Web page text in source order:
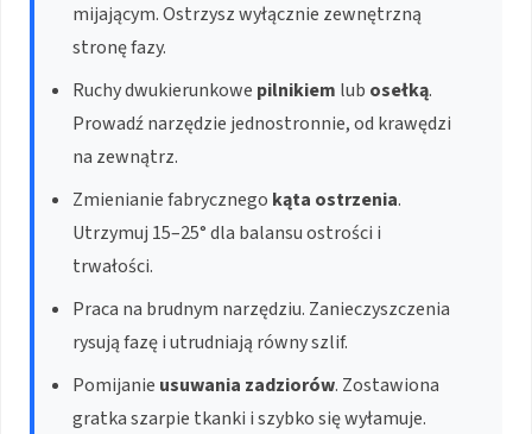
mijającym. Ostrzysz wyłącznie zewnętrzną
stronę fazy.
Ruchy dwukierunkowe pilnikiem lub osełką.
Prowadź narzędzie jednostronnie, od krawędzi
na zewnątrz.
Zmienianie fabrycznego kąta ostrzenia.
Utrzymuj 15–25° dla balansu ostrości i
trwałości.
Praca na brudnym narzędziu. Zanieczyszczenia
rysują fazę i utrudniają równy szlif.
Pomijanie usuwania zadziorów. Zostawiona
gratka szarpie tkanki i szybko się wyłamuje.